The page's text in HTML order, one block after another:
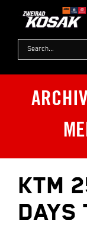
springen
MOTORRÄDER
RACING
Suche
nach:
KTM
DAYS